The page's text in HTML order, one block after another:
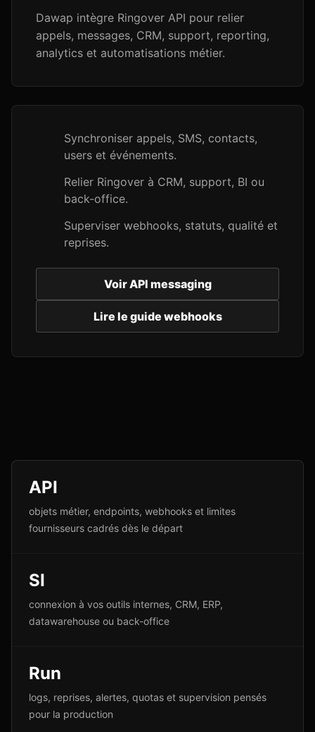
Dawap intègre Ringover API pour relier
appels, messages, CRM, support, reporting,
analytics et automatisations métier.
Synchroniser appels, SMS, contacts,
users et événements.
Relier Ringover à CRM, support, BI ou
back-office.
Superviser webhooks, statuts, qualité et
reprises.
Voir API messaging
Lire le guide webhooks
API
objets métier, endpoints, webhooks et limites
fournisseurs cadrés dès le départ
SI
connexion à vos outils internes, CRM, ERP,
datawarehouse ou back-office
Run
logs, reprises, alertes, quotas et supervision pensés
pour la production